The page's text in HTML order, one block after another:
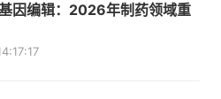
因编辑：2026年制药领域重